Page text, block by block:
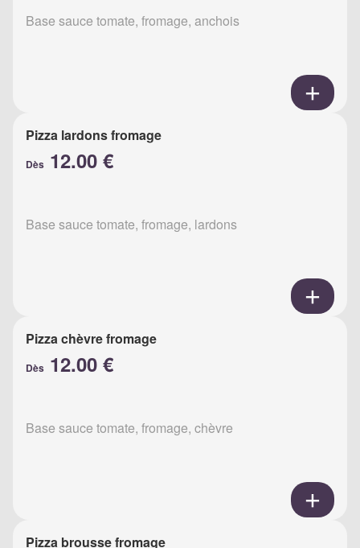
Base sauce tomate, fromage, anchois
Pizza lardons fromage
Dès 12.00 €
Base sauce tomate, fromage, lardons
Pizza chèvre fromage
Dès 12.00 €
Base sauce tomate, fromage, chèvre
Pizza brousse fromage